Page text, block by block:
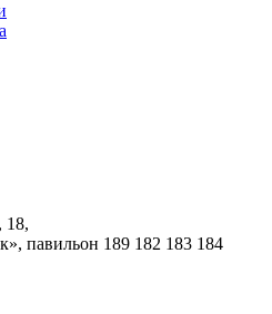
18,
павильон 189 182 183 184